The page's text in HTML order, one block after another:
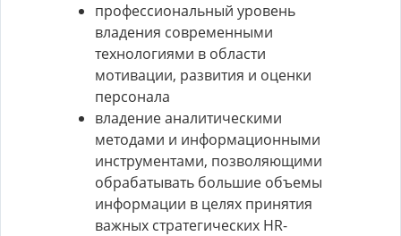
профессиональный уровень
владения современными
технологиями в области
мотивации, развития и оценки
персонала
владение аналитическими
методами и информационными
инструментами, позволяющими
обрабатывать большие объемы
информации в целях принятия
важных стратегических HR-